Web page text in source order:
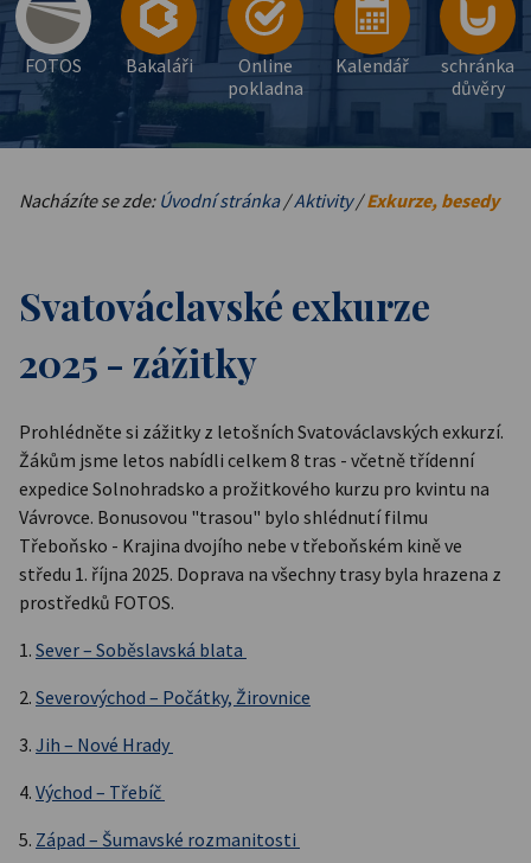
FOTOS Bakaláři
Online
pokladna
Kalendář
schránka
důvěry
Nacházíte se zde: Úvodní stránka/Aktivity/Exkurze, besedy
Svatováclavské exkurze
2025 - zážitky
Prohlédněte si zážitky z letošních Svatováclavských exkurzí.
Žákům jsme letos nabídli celkem 8 tras - včetně třídenní
expedice Solnohradsko a prožitkového kurzu pro kvintu na
Vávrovce. Bonusovou "trasou" bylo shlédnutí filmu
Třeboňsko - Krajina dvojího nebe v třeboňském kině ve
středu 1. října 2025. Doprava na všechny trasy byla hrazena z
prostředků FOTOS.
1. Sever – Soběslavská blata
2. Severovýchod – Počátky, Žirovnice
3. Jih – Nové Hrady
4. Východ – Třebíč
5. Západ – Šumavské rozmanitosti